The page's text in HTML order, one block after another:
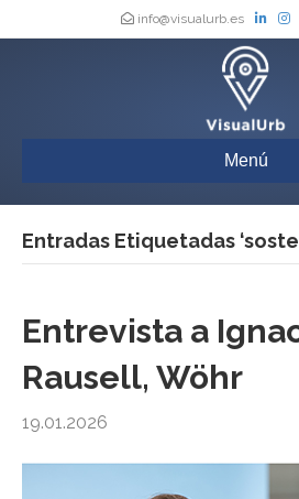
info@visualurb.es
Menú
Entradas Etiquetadas
Entrevista a
Rausell, Wöhr
19.01.2026